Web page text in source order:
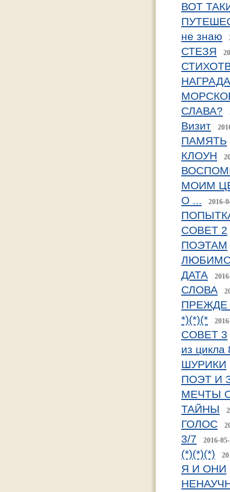
ВОТ
не знаю
СТЕЗЯ
СЛАВА?
Визит
ПАМЯТЬ
КЛОУН
МОИМ
О ...
2016-
СОВЕТ 2
ПОЭТАМ
ДАТА
СЛОВА
*)(*)(*
СОВЕТ 3
из цикла
ШУРИКИ
ПОЭТ И
МЕЧТЫ
ТАЙНЫ
ГОЛОС
3/7 2016-
(*)(*)(*)
Я И ОНИ